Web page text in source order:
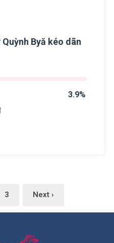
Byă kéo dãn
3.9%
3 Next ›